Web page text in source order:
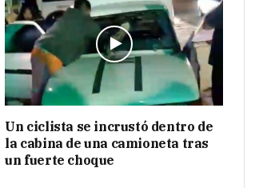
Un ciclista se incrustó dentro de
la cabina de una camioneta tras
un fuerte choque